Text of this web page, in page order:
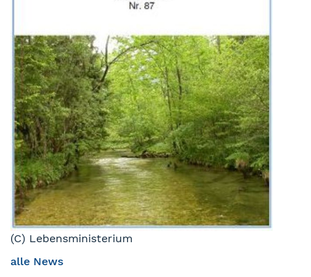
(C) Lebensministerium
alle News